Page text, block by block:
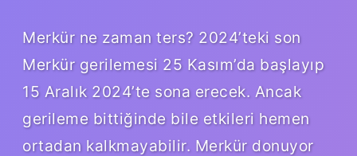
Merkür ne zaman ters? 2024’teki son
Merkür gerilemesi 25 Kasım’da başlayıp
15 Aralık 2024’te sona erecek. Ancak
gerileme bittiğinde bile etkileri hemen
ortadan kalkmayabilir. Merkür donuyor